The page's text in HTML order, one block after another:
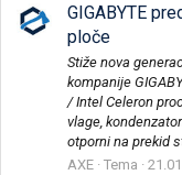
GIGABYTE
ploče
Stiže nova
kompanije
/ Intel Celeron
vlage,
otporni na prekid
AXE Tema